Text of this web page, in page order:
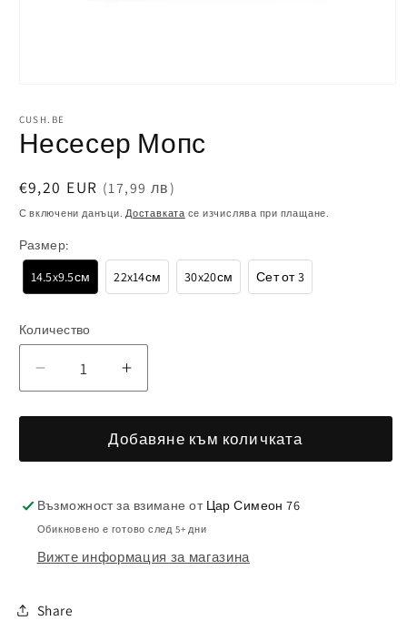
мултимедия
1
в
елемент
CUSH.BE
Несесер Мопс
Обичайна
цена
€9,20 EUR (17,99 лв)
С включени данъци.Доставката се изчислява при плащане.
Размер:
14.5x9.5см 22x14см 30x20см Сет от 3
Количество
Намаляване
Мопс
Увеличаване
за
Добавяне към количката
Възможност за взимане от Цар Симеон 76
Обикновено е готово след 5+ дни
Вижте информация за магазина
Share